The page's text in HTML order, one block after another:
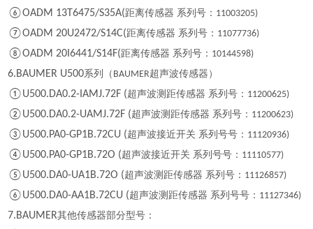
⑥OADM 13T6475/S35A(距离传感器 系列号： 11003205)
⑦OADM 20U2472/S14C(距离传感器 系列号： 11077736)
⑧OADM 20I6441/S14F(距离传感器 系列号： 10144598)
6.BAUMER U500系列（ BAUMER超声波传感器）
①U500.DA0.2-IAMJ.72F (超声波测距传感器 系列号： 11200625)
②U500.DA0.2-UAMJ.72F (超声波测距传感器 系列号： 11200623)
③U500.PA0-GP1B.72CU (超声波接近开关 系列号号： 11120936)
④U500.PA0-GP1B.72O (超声波接近开关 系列号号： 11110577)
⑤U500.DA0-UA1B.72O (超声波测距传感器 系列号： 11126857)
⑥U500.DA0-AA1B.72CU (超声波测距传感器 系列号号： 11127346)
7.BAUMER其他传感器部分型号：